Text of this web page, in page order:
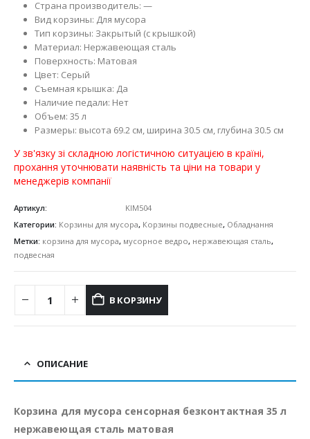
Страна производитель: —
Вид корзины: Для мусора
Тип корзины: Закрытый (с крышкой)
Материал: Нержавеющая сталь
Поверхность: Матовая
Цвет: Серый
Съемная крышка: Да
Наличие педали: Нет
Объем: 35 л
Размеры: высота 69.2 см, ширина 30.5 см, глубина 30.5 см
У зв'язку зі складною логістичною ситуацією в країні,
прохання уточнювати наявність та ціни на товари у
менеджерів компанії
Артикул:
KIM504
Категории: Корзины для мусора, Корзины подвесные, Обладнання
Метки: корзина для мусора, мусорное ведро, нержавеющая сталь,
подвесная
В КОРЗИНУ
ОПИСАНИЕ
Корзина для мусора сенсорная безконтактная 35 л
нержавеющая сталь матовая